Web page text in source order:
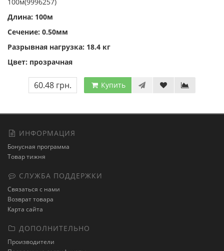
Длина: 100м
Сечение: 0.50мм
Разрывная нагрузка: 18.4 кг
Цвет: прозрачная
60.48 грн. Купить
ИНФОРМАЦИЯ
Бонусная программа
Товар тижня
СЛУЖБА ПОДДЕРЖКИ
Связаться с нами
Возврат товара
Карта сайта
ДОПОЛНИТЕЛЬНО
Производители